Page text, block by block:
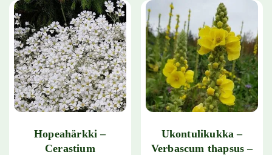
Hopeahärkki –
Cerastium
Ukontulikukka –
Verbascum thapsus –